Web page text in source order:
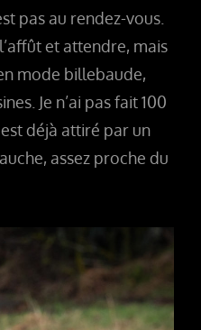
pas au rendez-vous.
et attendre, mais
mode billebaude,
Je n’ai pas fait 100
déjà attiré par un
assez proche du